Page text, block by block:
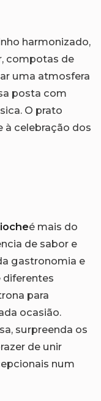
harmonizado,
compotas de
uma atmosfera
posta com
O prato
à celebração dos
é mais do
de sabor e
gastronomia e
diferentes
para
ocasião.
surpreenda os
de unir
num